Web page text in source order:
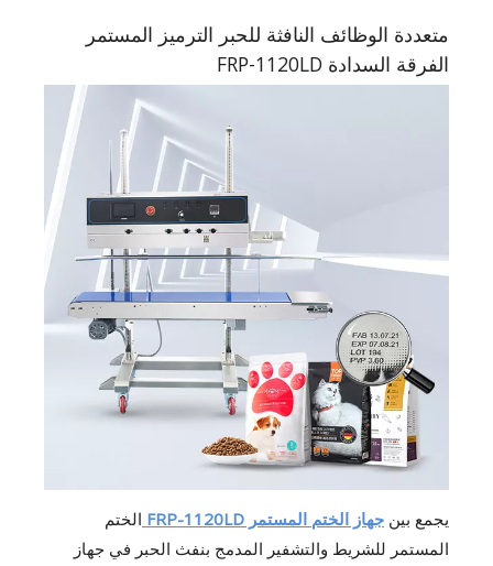
متعددة الوظائف النافثة للحبر الترميز المستمر
الفرقة السدادة FRP-1120LD
يجمع بين جهاز الختم المستمر FRP-1120LD
الختم
المستمر للشريط والتشفير المدمج بنفث الحبر في جهاز